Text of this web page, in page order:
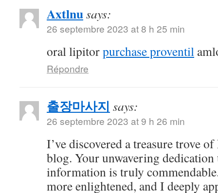
Axtlnusays:
26 septembre 2023 at 8 h 25 min
oral lipitorpurchase proventil
Répondre
출장마사지 says:
26 septembre 2023 at 9 h 26 min
I’ve discovered a treasure trove
blog. Your unwavering
information is truly
more enlightened, and I deeply